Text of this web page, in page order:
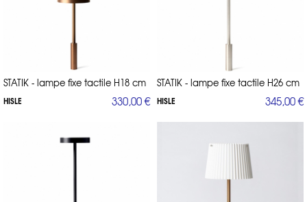
STATIK - lampe fixe tactile H18 cm
HISLE 330,00 €
STATIK - lampe fixe tactile H26 cm
HISLE 345,00 €